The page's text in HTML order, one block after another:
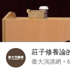
莊子修養論
臺大演講網 •